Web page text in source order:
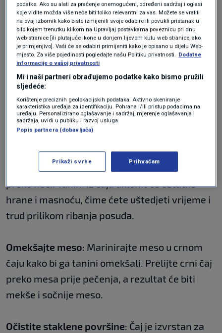
mjestima poput kante za smeće ili hladnjaka
kako biste uklonili neugodne mirise i stvorili
svjež miris, posebno ako koristite čaj od
paprene metvice ili cimeta. Osim toga,
osušene vrećice čaja mogu se koristiti za
dezodoriranje tepiha prije usisavanja, piše
Recipes.
Odmastite posuđe: Za masno posuđe stavite
ga u sudoper s nekoliko iskorištenih vrećica
čaja i ostavite da se namače nekoliko sati ili
preko noći. Tanini iz čaja uklonit će ostatke
hrane i masnoću, čime ćete uštedjeti vrijeme i
trud prilikom ribanja posuđa.
Omekšajte meso: Marinirajte meso u crnom
čaju kako bi ga tanini omekšali. Prelijte crni čaj
preko mesa prije pečenja, a rezultat će biti
mekše i sočnije meso.
Očistite staklene površine: Čaj je izvrstan za
podatke. Ako su alati za praćenje onemogućeni, određeni sadržaj i oglasi
koje vidite možda više neće biti toliko relevantni za vas. Možete se vratiti
na ovaj izbornik kako biste izmijenili svoje odabire ili povukli pristanak u
bilo kojem trenutku klikom na Upravljaj postavkama poveznicu pri dnu
web-stranice [ili plutajuće ikone u donjem lijevom kutu web stranice, ako
je primjenjivo]. Vaši će se odabiri primijeniti kako je opisano u dijelu Web-
mjesto. Za više pojedinosti pogledajte našu Politiku privatnosti. Dodatne
informacije o vašoj privatnosti
Mi i naši partneri obrađujemo podatke kako bismo pružili
sljedeće:
Korištenje preciznih geolokacijskih podataka. Aktivno skeniranje
karakteristika uređaja za identifikaciju. Pohrana i/ili pristup podacima na
uređaju. Personalizirano oglašavanje i sadržaj, mjerenje oglašavanja i
sadržaja, uvidi u publiku i razvoj usluga.
Popis partnera (dobavljača)
Prikaži svrhe Prihvaćam